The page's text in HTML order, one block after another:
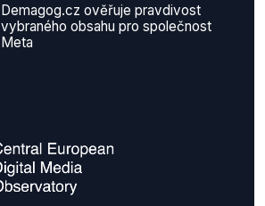
Demagog.cz ověřuje pravdivost
vybraného obsahu pro společnost
Meta